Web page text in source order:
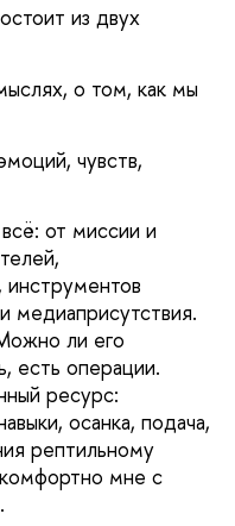
из двух
о том, как мы
чувств,
от миссии и
медиаприсутствия.
ли его
есть операции.
ресурс:
осанка, подача,
рептильному
мне с